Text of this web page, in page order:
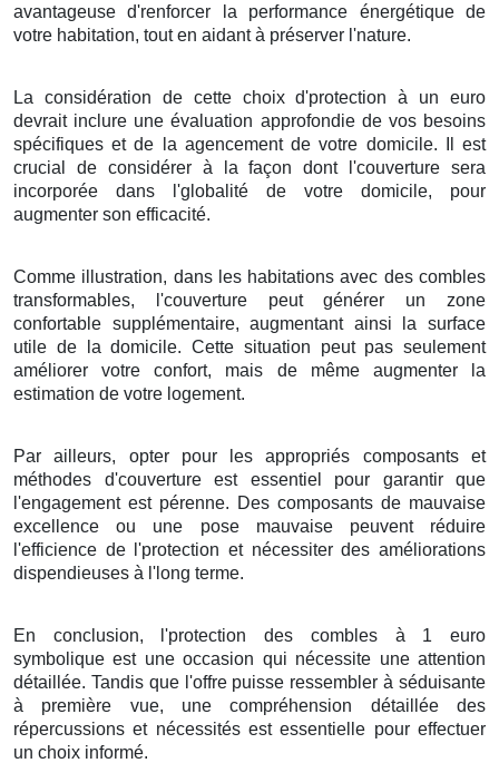
avantageuse d'renforcer la performance énergétiquede
votre habitation, tout en aidantà préserver l'nature.
La considération de cette choixd'protection à un
euro
devrait inclure uneévaluation approfondie de vos besoins
spécifiques et de la agencementde votre domicile. Il est
crucial
de considérerà lafaçon dont l'couverture sera
incorporée dans l'globalité de votre domicile, pour
augmenter son efficacité.
Comme illustration, dans les habitations avec descombles
transformables, l'couverturepeutgénérer unzone
confortable supplémentaire,augmentantainsi lasurface
utile de ladomicile. Cette situation peut pas seulement
améliorer votreconfort, mais de même augmenterla
estimation de votre logement.
Par ailleurs, opter pourlesappropriés composantset
méthodes d'couvertureest essentiel pour garantirque
l'engagementest pérenne. Des composants de mauvaise
excellence ou une pose mauvaisepeuvent réduire
l'efficience de l'protection et nécessiterdesaméliorations
dispendieuses à l' long terme.
En conclusion, l'protection des comblesà 1
euro
symbolique est uneoccasion qui nécessite uneattention
détaillée. Tandis quel'offrepuisse ressembler à séduisante
à première vue, unecompréhension détailléedes
répercussions et nécessitésestessentielle poureffectuer
un choix informé.